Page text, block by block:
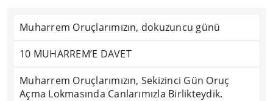
Muharrem Oruçlarımızın, dokuzuncu günü
10 MUHARREM’E DAVET
Muharrem Oruçlarımızın, Sekizinci Gün Oruç
Açma Lokmasında Canlarımızla Birlikteydik.